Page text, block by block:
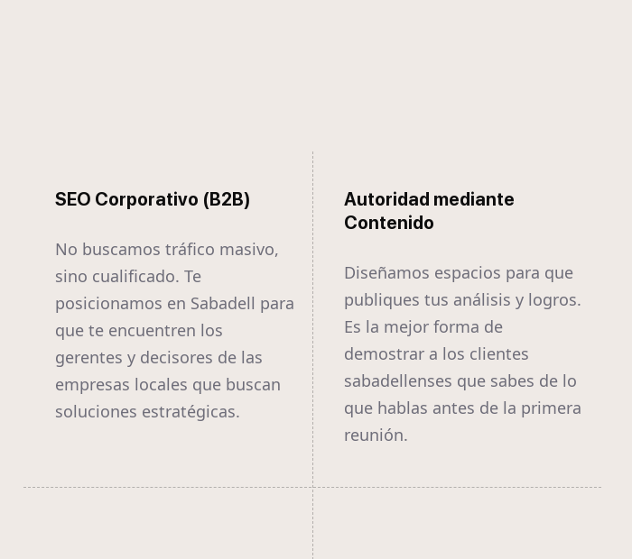
SEO Corporativo (B2B)
No buscamos tráfico masivo,
sino cualificado. Te
posicionamos en Sabadell para
que te encuentren los
gerentes y decisores de las
empresas locales que buscan
soluciones estratégicas.
Autoridad mediante
Contenido
Diseñamos espacios para que
publiques tus análisis y logros.
Es la mejor forma de
demostrar a los clientes
sabadellenses que sabes de lo
que hablas antes de la primera
reunión.